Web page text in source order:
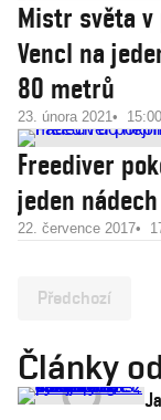
Mistr světa v
Vencl na
80 metrů
23. února 2021 15:00
Freediver
jeden
22. července 2017
Předchozí
Články